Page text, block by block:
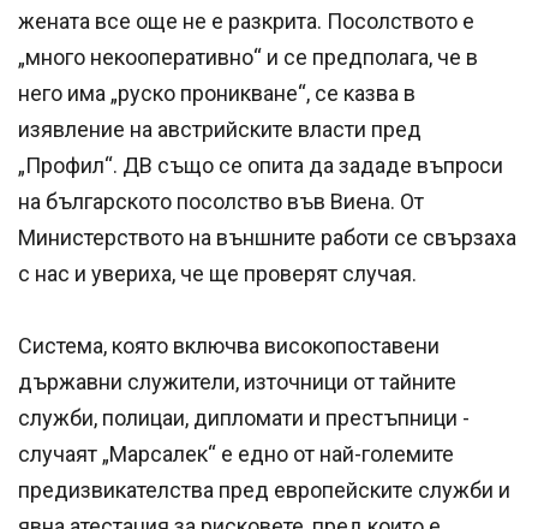
жената все още не е разкрита. Посолството е
„много некооперативно“ и се предполага, че в
него има „руско проникване“, се казва в
изявление на австрийските власти пред
„Профил“. ДВ също се опита да зададе въпроси
на българското посолство във Виена. От
Министерството на външните работи се свързаха
с нас и увериха, че ще проверят случая.
Система, която включва високопоставени
държавни служители, източници от тайните
служби, полицаи, дипломати и престъпници -
случаят „Марсалек“ е едно от най-големите
предизвикателства пред европейските служби и